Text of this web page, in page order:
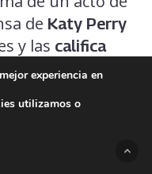
de Katy Perry
y las califica
ha
sociales,
experiencia en
utilizamos o